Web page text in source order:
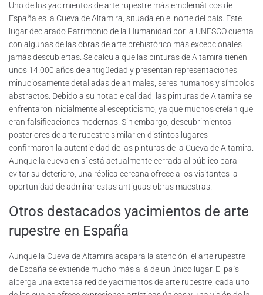
Uno de los yacimientos de arte rupestre más emblemáticos de
España es la Cueva de Altamira, situada en el norte del país. Este
lugar declarado Patrimonio de la Humanidad por la UNESCO cuenta
con algunas de las obras de arte prehistórico más excepcionales
jamás descubiertas. Se calcula que las pinturas de Altamira tienen
unos 14.000 años de antigüedad y presentan representaciones
minuciosamente detalladas de animales, seres humanos y símbolos
abstractos. Debido a su notable calidad, las pinturas de Altamira se
enfrentaron inicialmente al escepticismo, ya que muchos creían que
eran falsificaciones modernas. Sin embargo, descubrimientos
posteriores de arte rupestre similar en distintos lugares
confirmaron la autenticidad de las pinturas de la Cueva de Altamira.
Aunque la cueva en sí está actualmente cerrada al público para
evitar su deterioro, una réplica cercana ofrece a los visitantes la
oportunidad de admirar estas antiguas obras maestras.
Otros destacados yacimientos de arte
rupestre en España
Aunque la Cueva de Altamira acapara la atención, el arte rupestre
de España se extiende mucho más allá de un único lugar. El país
alberga una extensa red de yacimientos de arte rupestre, cada uno